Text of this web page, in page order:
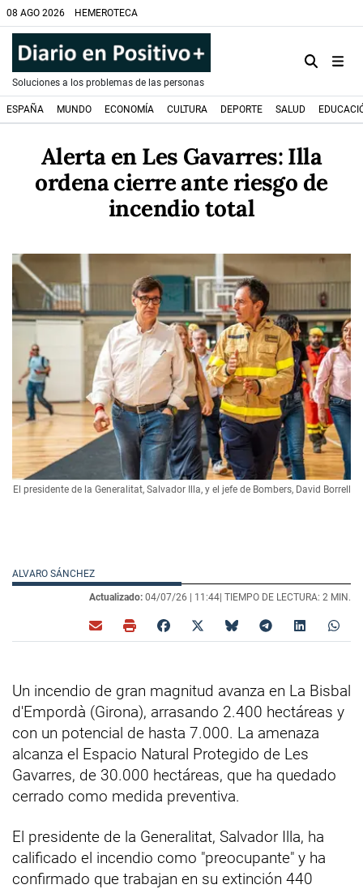
08 AGO 2026 HEMEROTECA
Soluciones a los problemas de las personas
ESPAÑA MUNDO ECONOMÍA CULTURA DEPORTE SALUD
Alerta en Les Gavarres: Illa
ordena cierre ante riesgo de
incendio total
El presidente de la Generalitat, Salvador Illa, y el jefe de Bombers, David Borrell
ALVARO SÁNCHEZ
Actualizado: 04/07/26 | 11:44| TIEMPO DE LECTURA: 2 MIN.
Un incendio de gran magnitud avanza en La Bisbal
d'Empordà (Girona), arrasando 2.400 hectáreas y
con un potencial de hasta 7.000. La amenaza
alcanza el Espacio Natural Protegido de Les
Gavarres, de 30.000 hectáreas, que ha quedado
cerrado como medida preventiva.
El presidente de la Generalitat, Salvador Illa, ha
calificado el incendio como "preocupante" y ha
confirmado que trabajan en su extinción 440